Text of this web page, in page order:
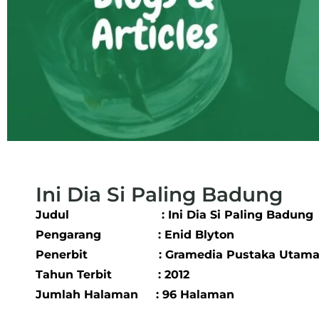
Ini Dia Si Paling Badung
Judul : Ini Dia Si Paling Badung
Pengarang : Enid Blyton
Penerbit : Gramedia Pustaka Utama
Tahun Terbit : 2012
Jumlah Halaman : 96 Halaman